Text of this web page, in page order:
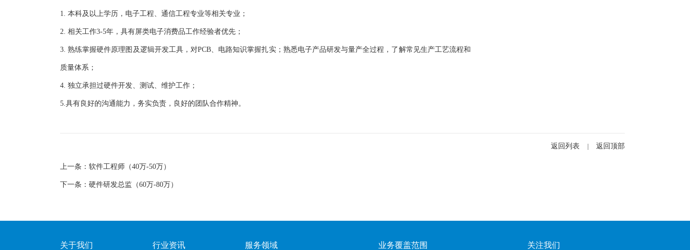
1. 本科及以上学历，电子工程、通信工程专业等相关专业；
2. 相关工作3-5年，具有屏类电子消费品工作经验者优先；
3. 熟练掌握硬件原理图及逻辑开发工具，对PCB、电路知识掌握扎实；熟悉电子产品研发与量产全过程，了解常见生产工艺流程和
质量体系；
4. 独立承担过硬件开发、测试、维护工作；
5.具有良好的沟通能力，务实负责，良好的团队合作精神。
返回列表 返回顶部
上一条：软件工程师（40万-50万）
下一条：硬件研发总监（60万-80万）
关于我们 行业资讯 服务领域 业务覆盖范围 关注我们